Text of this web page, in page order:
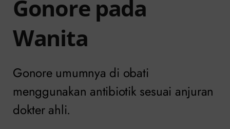
Gonore pada
Wanita
Gonore umumnya di obati
menggunakan antibiotik sesuai anjuran
dokter ahli.